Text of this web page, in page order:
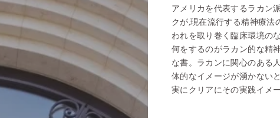
アメリカを代表するラカン
クが,現在流行する精神療法
われを取り巻く臨床環境の
何をするのがラカン的な精
な書。ラカンに関心のある
体的なイメージが湧かない
実にクリアにその実践イメ